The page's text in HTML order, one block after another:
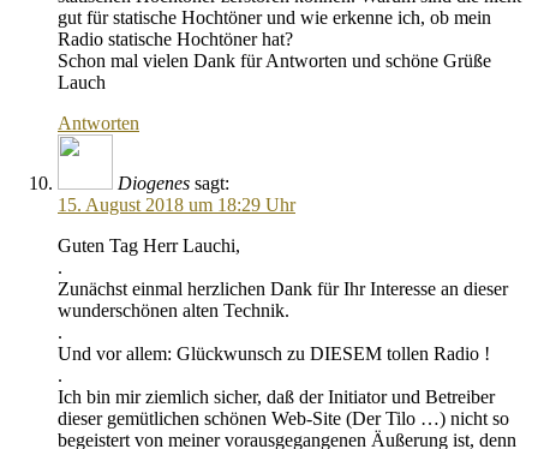
gut für statische Hochtöner und wie erkenne ich, ob mein
Radio statische Hochtöner hat?
Schon mal vielen Dank für Antworten und schöne Grüße
Lauch
Antworten
Diogenes sagt:
15. August 2018 um 18:29 Uhr
Guten Tag Herr Lauchi,
.
Zunächst einmal herzlichen Dank für Ihr Interesse an dieser
wunderschönen alten Technik.
.
Und vor allem: Glückwunsch zu DIESEM tollen Radio !
.
Ich bin mir ziemlich sicher, daß der Initiator und Betreiber
dieser gemütlichen schönen Web-Site (Der Tilo …) nicht so
begeistert von meiner vorausgegangenen Äußerung ist, denn